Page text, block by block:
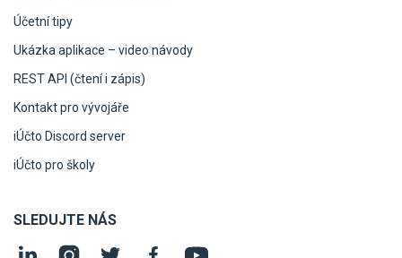
Účetní tipy
Ukázka aplikace – video návody
REST API (čtení i zápis)
Kontakt pro vývojáře
iÚčto Discord server
iÚčto pro školy
SLEDUJTE NÁS